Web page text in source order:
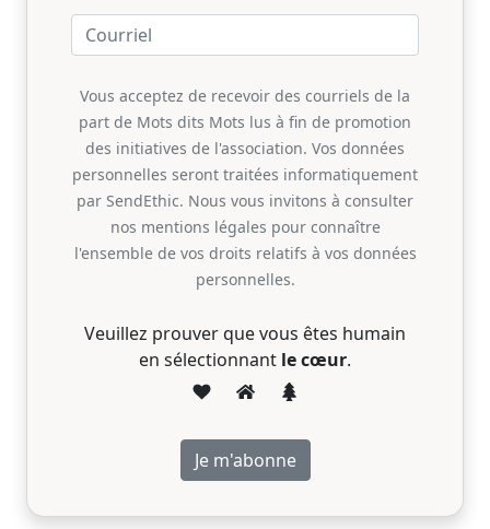
Vous acceptez de recevoir des courriels de la
part de Mots dits Mots lus à fin de promotion
des initiatives de l'association. Vos données
personnelles seront traitées informatiquement
par SendEthic. Nous vous invitons à consulter
nos mentions légales pour connaître
l'ensemble de vos droits relatifs à vos données
personnelles.
Veuillez prouver que vous êtes humain
en sélectionnant le cœur.